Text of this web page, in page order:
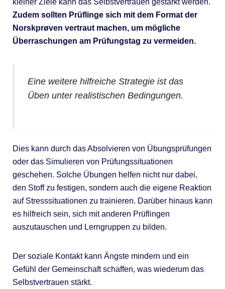
Zudem sollten Prüflinge sich mit dem Format der
Norskprøven vertraut machen, um mögliche
Überraschungen am Prüfungstag zu vermeiden.
Eine weitere hilfreiche Strategie ist das
Üben unter realistischen Bedingungen.
Dies kann durch das Absolvieren von Übungsprüfungen
oder das Simulieren von Prüfungssituationen
geschehen. Solche Übungen helfen nicht nur dabei,
den Stoff zu festigen, sondern auch die eigene Reaktion
auf Stresssituationen zu trainieren. Darüber hinaus kann
es hilfreich sein, sich mit anderen Prüflingen
auszutauschen und Lerngruppen zu bilden.
Der soziale Kontakt kann Ängste mindern und ein
Gefühl der Gemeinschaft schaffen, was wiederum das
Selbstvertrauen stärkt.